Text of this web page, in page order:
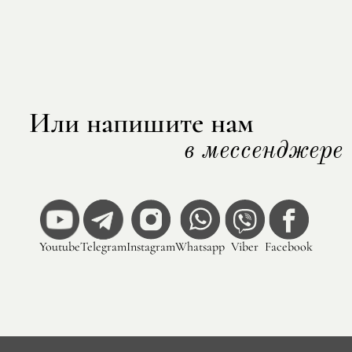
Или напишите нам
в мессенджере
YoutubeTelegramInstagramWhatsapp Viber Facebook